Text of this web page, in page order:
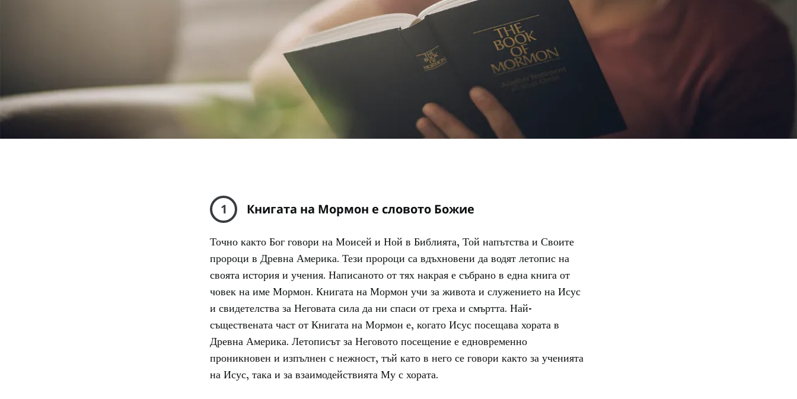
1 Книгата на Мормон е словото Божие
Точно както Бог говори на Моисей и Ной в Библията, Той напътства и Своите
пророци в Древна Америка. Тези пророци са вдъхновени да водят летопис на
своята история и учения. Написаното от тях накрая е събрано в една книга от
човек на име Мормон. Книгата на Мормон учи за живота и служението на Исус
и свидетелства за Неговата сила да ни спаси от греха и смъртта. Най-
съществената част от Книгата на Мормон е, когато Исус посещава хората в
Древна Америка. Летописът за Неговото посещение е едновременно
проникновен и изпълнен с нежност, тъй като в него се говори както за ученията
на Исус, така и за взаимодействията Му с хората.